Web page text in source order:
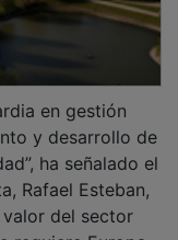
y desarrollo de
ha señalado el
Rafael Esteban,
valor del sector
Europa